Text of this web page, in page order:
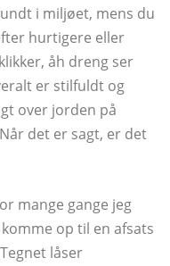
i miljøet, mens du
hurtigere eller
åh dreng ser
er stilfuldt og
over jorden på
det er sagt, er det
mange gange jeg
op til en afsats
låser